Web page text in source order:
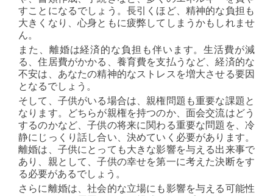
すことになるでしょう。長引くほど、精神的な負担も
大きくなり、心身ともに疲弊してしまうかもしれませ
ん。
また、離婚は経済的な負担も伴います。生活費が減
る、住居費がかかる、養育費を支払うなど、経済的な
不安は、あなたの精神的なストレスを増大させる要因
となるでしょう。
そして、子供がいる場合は、親権問題も重要な課題と
なります。どちらが親権を持つのか、面会交流はどう
するのかなど、子供の将来に関わる重要な問題を、冷
静にじっくり話し合い、決めていく必要があります。
離婚は、子供にとっても大きな影響を与える出来事で
あり、親として、子供の幸せを第一に考えた決断をす
る必要があるでしょう。
さらに離婚は、社会的な立場にも影響を与える可能性